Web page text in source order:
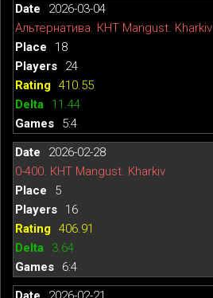
2026-03-04
Альтернатива. КНТ Mangust. Kharkiv
18
24
410.55
11.44
5:4
2026-02-28
0-400. КНТ Mangust. Kharkiv
5
16
406.91
3.64
6:4